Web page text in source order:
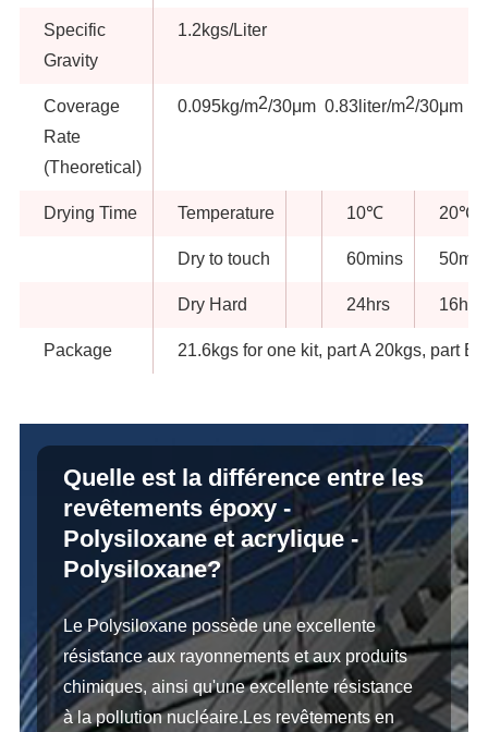
Specific
Gravity
1.2kgs/Liter
Coverage
Rate
(Theoretical)
0.095kg/m2/30μm 0.83liter/m2/30μm
Drying Time Temperature 10℃ 20℃
Dry to touch 60mins
Dry Hard 24hrs 16hrs
Package 21.6kgs for one kit, part A 20kgs, part B
Quelle est la différence entre les
revêtements époxy -
Polysiloxane et acrylique -
Polysiloxane?
Le Polysiloxane possède une excellente
résistance aux rayonnements et aux produits
chimiques, ainsi qu'une excellente résistance
à la pollution nucléaire.Les revêtements en